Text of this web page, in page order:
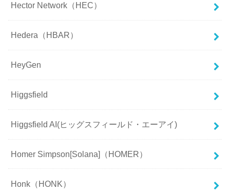
Hector Network（HEC）
Hedera（HBAR）
HeyGen
Higgsfield
Higgsfield AI(ヒッグスフィールド・エーアイ)
Homer Simpson[Solana]（HOMER）
Honk（HONK）